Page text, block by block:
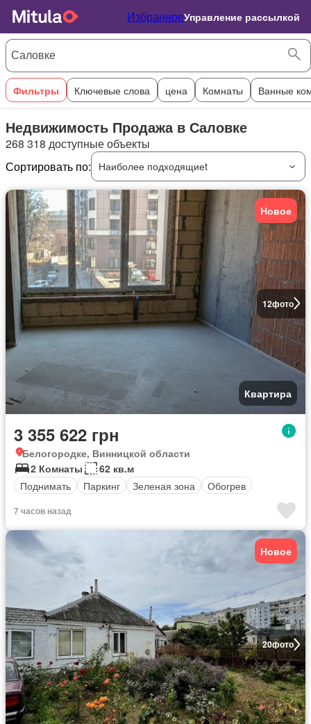
ИзбранноеУправление рассылкой
Фильтры Ключевые слова цена Комнаты Ванные
Недвижимость Продажа в Саловке
268 318 доступные объекты
Сортировать по:
Наиболее подходящиеt
12фото
Новое
Квартира
3 355 622 грн
Белогородке, Винницкой области
2 Комнаты
62 кв.м
Поднимать
Паркинг Зеленая зона Обогрев
7 часов назад
20фото
Новое